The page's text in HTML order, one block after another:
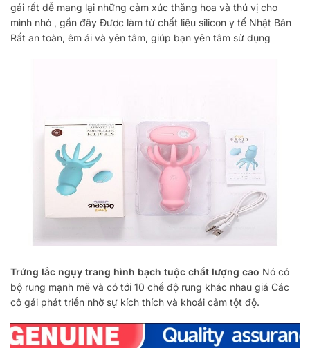
gái rất dễ mang lại những cảm xúc thăng hoa và thú vị cho
mình nhỏ , gần đây Được làm từ chất liệu silicon y tế Nhật Bản
Rất an toàn, êm ái và yên tâm, giúp bạn yên tâm sử dụng
Trứng lắc ngụy trang hình bạch tuộc chất lượng cao Nó có
bộ rung mạnh mẽ và có tới 10 chế độ rung khác nhau giá Các
cô gái phát triển nhờ sự kích thích và khoái cảm tột độ.